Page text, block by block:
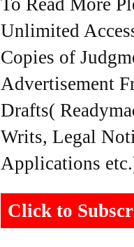
To Read More
Unlimited
Copies of
Advertisement
Drafts(
Writs, Legal
Applications
Click to